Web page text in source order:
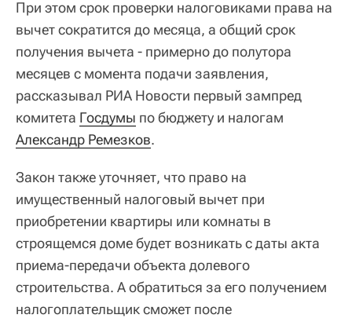
При этом срок проверки налоговиками права на
вычет сократится до месяца, а общий срок
получения вычета - примерно до полутора
месяцев с момента подачи заявления,
рассказывал РИА Новости первый зампред
комитета Госдумы по бюджету и налогам
Александр Ремезков.
Закон также уточняет, что право на
имущественный налоговый вычет при
приобретении квартиры или комнаты в
строящемся доме будет возникать с даты акта
приема-передачи объекта долевого
строительства. А обратиться за его получением
налогоплательщик сможет после